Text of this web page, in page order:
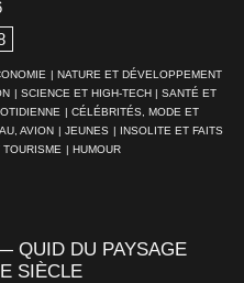
| NATURE ET DÉVELOPPEMENT
| SCIENCE ET HIGH-TECH | SANTÉ ET
| CÉLÉBRITÉS, MODE ET
AVION | JEUNES | INSOLITE ET FAITS
| HUMOUR
QUID DU PAYSAGE
SIÈCLE